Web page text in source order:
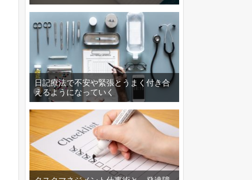
日記療法で不安や緊張とうまく付き合
えるようになっていく